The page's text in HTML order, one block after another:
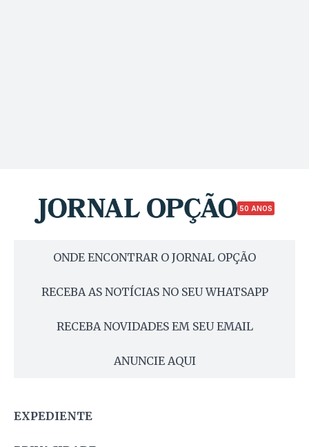
50 ANOS
ONDE ENCONTRAR O JORNAL OPÇÃO
RECEBA AS NOTÍCIAS NO SEU WHATSAPP
RECEBA NOVIDADES EM SEU EMAIL
ANUNCIE AQUI
EXPEDIENTE